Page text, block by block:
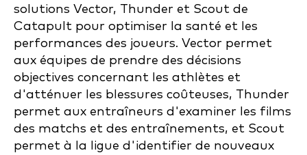
solutions Vector, Thunder et Scout de
Catapult pour optimiser la santé et les
performances des joueurs. Vector permet
aux équipes de prendre des décisions
objectives concernant les athlètes et
d'atténuer les blessures coûteuses, Thunder
permet aux entraîneurs d'examiner les films
des matchs et des entraînements, et Scout
permet à la ligue d'identifier de nouveaux